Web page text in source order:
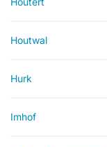
Houtwal
Hurk
Imhof